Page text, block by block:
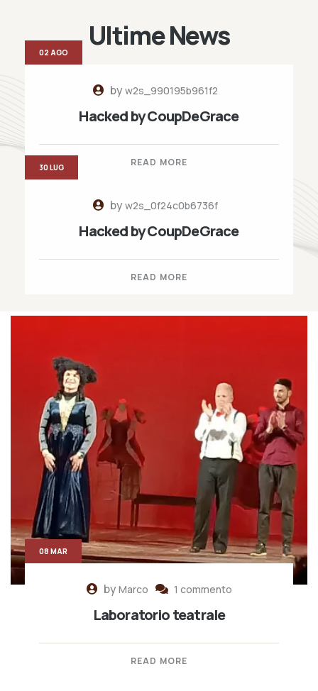
Ultime News
byw2s_990195b961f2
Hacked by CoupDeGrace
READ MORE
02 AGO
byw2s_0f24c0b6736f
Hacked by CoupDeGrace
READ MORE
30 LUG
byMarco 1 commento
Laboratorio teatrale
READ MORE
08 MAR